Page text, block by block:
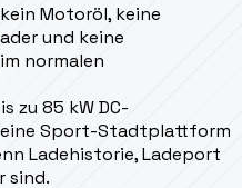
Motoröl, keine
und keine
normalen
zu 85 kW DC-
Sport-Stadtplattform
Ladehistorie, Ladeport
sind.